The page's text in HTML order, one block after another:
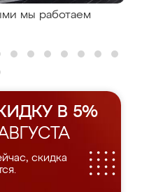
мы работаем
В 5%
скидка